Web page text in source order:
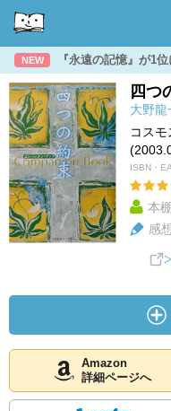
NEW 『永遠の記憶』が1
四つ
大野龍
コス
ISBN・
本
感
Amazon
詳細ページへ